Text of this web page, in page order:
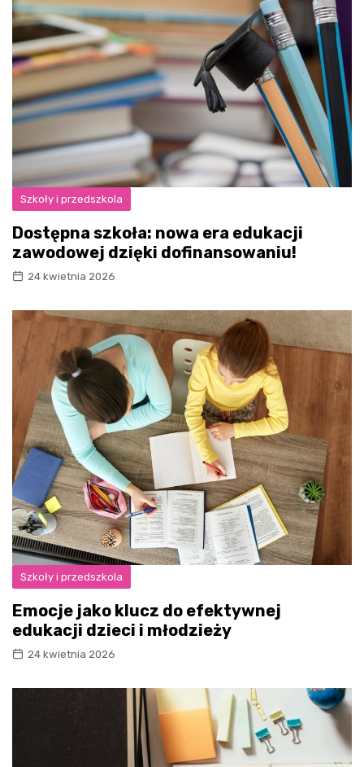
Szkoły i przedszkola
Dostępna szkoła: nowa era edukacji
zawodowej dzięki dofinansowaniu!
24 kwietnia 2026
Szkoły i przedszkola
Emocje jako klucz do efektywnej
edukacji dzieci i młodzieży
24 kwietnia 2026